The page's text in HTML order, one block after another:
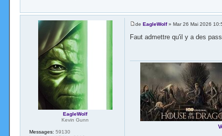
de EagleWolf» Mar 26 Mai 2026
Faut admettre qu'il y a des
EagleWolf
Kevin Gunn
Messages: 59130